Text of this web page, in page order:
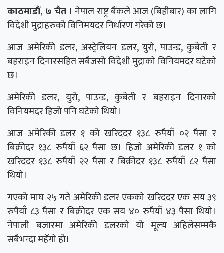
काठमाडौं, ७ चैत । नेपाल राष्ट्र बैंकले आज (बिहीबार) का लागि
विदेशी मुद्राहरुको विनिमयदर निर्धारण गरेको छ।
आज अमेरिकी डलर, अस्ट्रेलियन डलर, युरो, पाउन्ड, कुबेती र
बहराइन दिनारसहित सबैजसो विदेशी मुद्राको विनियमदर घटेको
छ।
अमेरिकी डलर, युरो, पाउन्ड, कुबेती र बहराइन दिनारको
विनियमदर हिजो पनि घटेको थियो।
आज अमेरिकी डलर १ को खरिददर १३८ रुपैयाँ ०२ पैसा र
बिक्रीदर १३८ रुपैयाँ ६२ पैसा छ। हिजो अमेरिकी डलर १ को
खरिददर १३८ रुपैयाँ २२ पैसा र बिक्रीदर १३८ रुपैयाँ ८२ पैसा
थियो।
गएको माघ २५ गते अमेरिकी डलर एकको खरिददर एक सय ३९
रुपैयाँ ८३ पैसा र बिक्रीदर एक सय ४० रुपैयाँ ४३ पैसा थियो।
नेपाली बजारमा अमेरिकी डलरको यो मूल्य अहिलेसम्मकै
सबैभन्दा महँगो हो।